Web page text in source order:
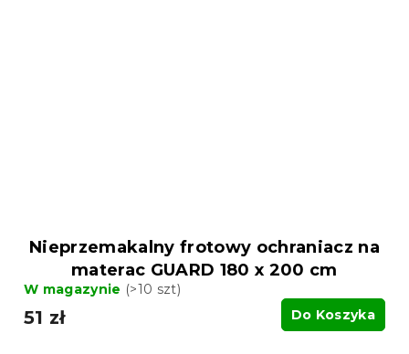
Nieprzemakalny frotowy ochraniacz na
materac GUARD 180 x 200 cm
W magazynie (>10 szt)
51 zł Do Koszyka